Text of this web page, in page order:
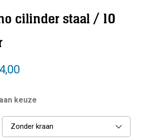
cilinder staal / 10
keuze
Zonder kraan